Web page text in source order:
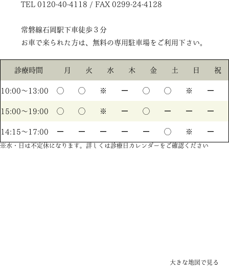
TEL 0120-40-4118 / FAX 0299-24-4128
常磐線石岡駅下車徒歩３分
お車で来られた方は、無料の専用駐車場をご利用下さい。
診療時間 月 火 水 木 金 土 日 祝
10:00〜13:00 ◯ ◯ ※ ー ◯ ◯ ※ ー
15:00〜19:00 ◯ ◯ ※ ー ◯ ー ー ー
14:15〜17:00 ー ー ー ー ー ◯ ※ ー
※水・日は不定休になります。詳しくは診療日カレンダーをご確認ください
大きな地図で見る